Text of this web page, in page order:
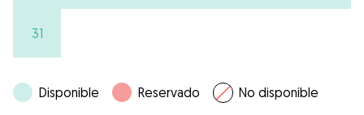
31
Disponible Reservado No disponible